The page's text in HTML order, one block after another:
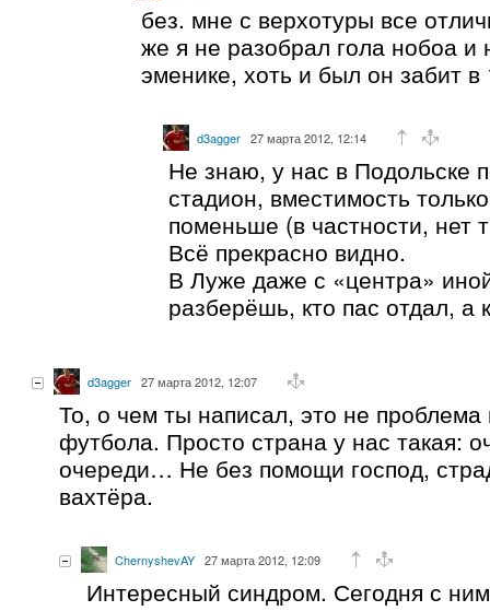
без. мне с верхотуры все
же я не разобрал гола нобоа и
эменике, хоть и был он забит
d3agger 27 марта 2012, 12:14
Не знаю, у нас в Подольске
стадион, вместимость
поменьше (в частности, нет
Всё прекрасно видно.
В Луже даже с «центра»
разберёшь, кто пас отдал, а
d3agger 27 марта 2012, 12:07
То, о чем ты написал, это не проблема
футбола. Просто страна у нас такая:
очереди… Не без помощи господ,
вахтёра.
ChernyshevAY 27 марта 2012, 12:09
Интересный синдром. Сегодня с ним